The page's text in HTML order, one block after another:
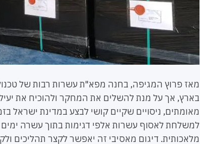
מאז פרוץ המגיפה, בחנה מפא"ת עשרות רבות של
בארץ, אך על מנת להשלים את המחקר ולהוכיח את
מאומתים, ניסויים שקיים קושי לבצע במדינת ישראל
למשלחת לאסוף עשרות אלפי דגימות בתוך עשרה
מלאכותית. דיגום מאסיבי זה יאפשר לקצר תהליכים